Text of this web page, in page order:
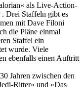
als Live-Action-
Drei Staffeln gibt es
mit Dave Filoni
die Pläne einmal
Staffel ein
wurde. Viele
ebenfalls einen Auftritt
Jahren zwischen den
Ritter« und »Das